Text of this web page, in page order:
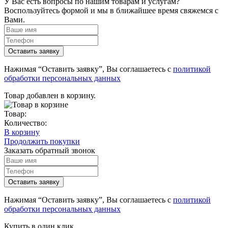
Воспользуйтесь формой и мы в ближайшее время свяжемся с
Вами.
Нажимая “Оставить заявку”, Вы соглашаетесь с политикой
обработки персональных данных
Товар добавлен в корзину.
Товар:
Количество:
В корзину
Продолжить покупки
Заказать обратный звонок
Нажимая “Оставить заявку”, Вы соглашаетесь с политикой
обработки персональных данных
Купить в один клик